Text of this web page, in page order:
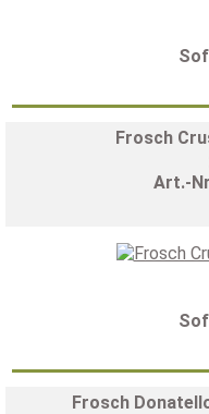
Frosch
Art.-
Frosch